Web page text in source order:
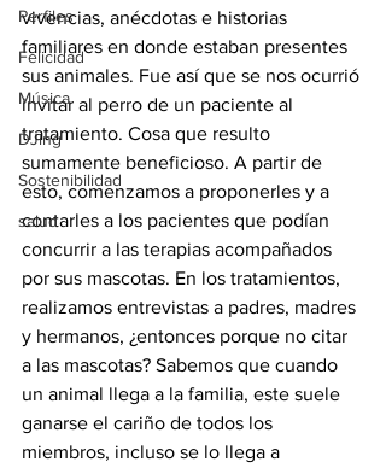
Perfiles
Felicidad
Música
DJing
Sostenibilidad
salud
vivencias, anécdotas e historias
familiares en donde estaban presentes
sus animales. Fue así que se nos ocurrió
invitar al perro de un paciente al
tratamiento. Cosa que resulto
sumamente beneficioso. A partir de
esto, comenzamos a proponerles y a
contarles a los pacientes que podían
concurrir a las terapias acompañados
por sus mascotas. En los tratamientos,
realizamos entrevistas a padres, madres
y hermanos, ¿entonces porque no citar
a las mascotas? Sabemos que cuando
un animal llega a la familia, este suele
ganarse el cariño de todos los
miembros, incluso se lo llega a